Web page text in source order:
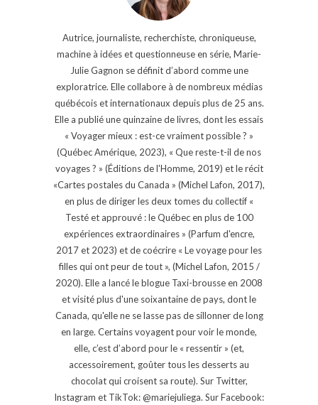
Autrice, journaliste, recherchiste, chroniqueuse,
machine à idées et questionneuse en série, Marie-
Julie Gagnon se définit d’abord comme une
exploratrice. Elle collabore à de nombreux médias
québécois et internationaux depuis plus de 25 ans.
Elle a publié une quinzaine de livres, dont les essais
« Voyager mieux : est-ce vraiment possible ? »
(Québec Amérique, 2023), « Que reste-t-il de nos
voyages ? » (Éditions de l'Homme, 2019) et le récit
«Cartes postales du Canada » (Michel Lafon, 2017),
en plus de diriger les deux tomes du collectif «
Testé et approuvé : le Québec en plus de 100
expériences extraordinaires » (Parfum d'encre,
2017 et 2023) et de coécrire « Le voyage pour les
filles qui ont peur de tout », (Michel Lafon, 2015 /
2020). Elle a lancé le blogue Taxi-brousse en 2008
et visité plus d'une soixantaine de pays, dont le
Canada, qu'elle ne se lasse pas de sillonner de long
en large. Certains voyagent pour voir le monde,
elle, c’est d’abord pour le « ressentir » (et,
accessoirement, goûter tous les desserts au
chocolat qui croisent sa route). Sur Twitter,
Instagram et TikTok: @mariejuliega. Sur Facebook: